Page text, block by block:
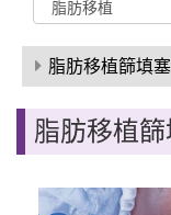
脂肪移植篩填塞
脂肪移植